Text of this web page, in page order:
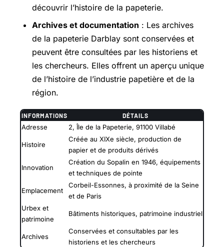
découvrir l’histoire de la papeterie.
Archives et documentation : Les archives
de la papeterie Darblay sont conservées et
peuvent être consultées par les historiens et
les chercheurs. Elles offrent un aperçu unique
de l’histoire de l’industrie papetière et de la
région.
INFORMATIONS DÉTAILS
Adresse 2, Île de la Papeterie, 91100 Villabé
Histoire
Créée au XIXe siècle, production de
papier et de produits dérivés
Innovation
Création du Sopalin en 1946, équipements
et techniques de pointe
Emplacement
Corbeil-Essonnes, à proximité de la Seine
et de Paris
Urbex et
patrimoine
Bâtiments historiques, patrimoine industriel
Archives
Conservées et consultables par les
historiens et les chercheurs